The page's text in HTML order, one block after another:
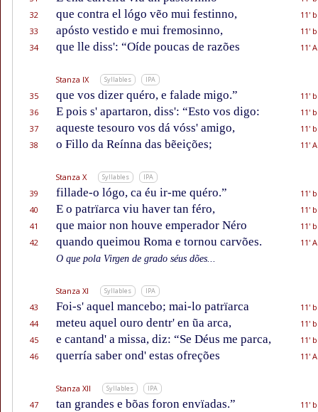
32
que contra el lógo vẽo mui festinno,
11' b
33
apósto vestido e mui fremosinno,
11' b
34
que lle diss': “Oíde poucas de razões 11' A
Stanza IX Syllables IPA
35 que vos dizer quéro, e falade migo.”
11' b
36
E pois s' apartaron, diss': “Esto vos digo:
11' b
37
aqueste tesouro vos dá vóss' amigo,
11' b
38
o Fillo da Reínna das bẽeições; 11' A
Stanza X Syllables IPA
39 fillade-o lógo, ca éu ir-me quéro.”
11' b
40
E o patrïarca viu haver tan féro,
11' b
41
que maior non houve emperador Néro
11' b
42
quando queimou Roma e tornou carvões.
11' A
O que pola Virgen de grado séus dões...
Stanza XI Syllables IPA
43 Foi-s' aquel mancebo; mai-lo patrïarca
11' b
44
meteu aquel ouro dentr' en ũa arca,
11' b
45
e cantand' a missa, diz: “Se Déus me parca,
11' b
46
querría saber ond' estas ofreções 11' A
Stanza XII Syllables IPA
47 tan grandes e bõas foron envïadas.”
11' b